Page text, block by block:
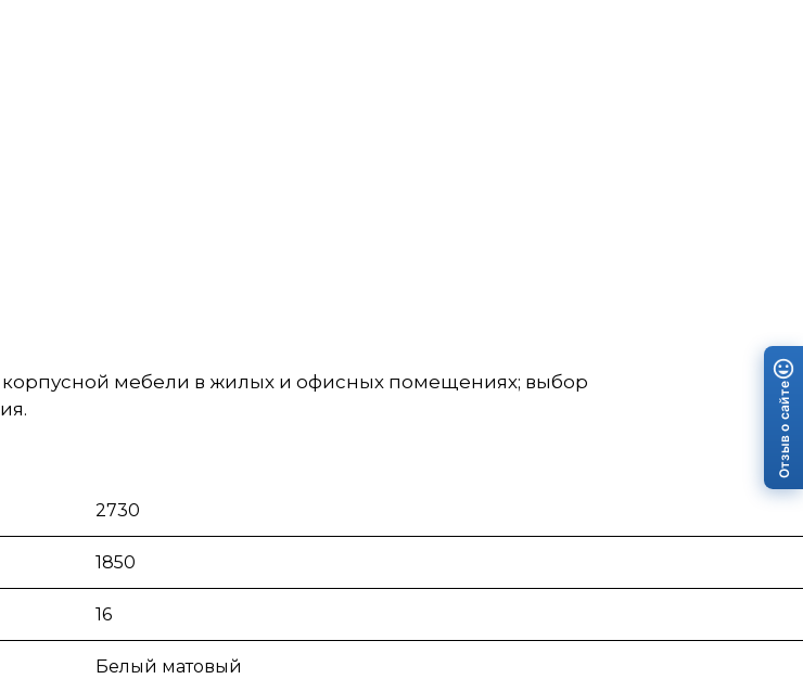
мебели в жилых и офисных помещениях; выбор
2730
1850
16
Белый матовый
Отзыв о сайте